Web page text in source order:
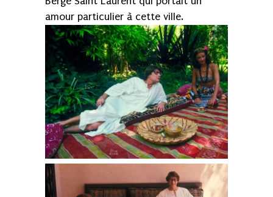
amour particulier à cette ville.